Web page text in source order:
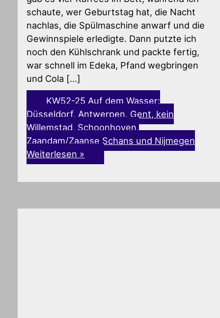
schaute, wer Geburtstag hat, die Nacht
nachlas, die Spülmaschine anwarf und die
Gewinnspiele erledigte. Dann putzte ich
noch den Kühlschrank und packte fertig,
war schnell im Edeka, Pfand wegbringen
und Cola […]
KW52-25 Auf dem Wasser:
Düsseldorf, Antwerpen, Gent, kein
Willemstad, Schoonhoven,
Zaandam/Zaanse Schans und Nijmegen
Weiterlesen »